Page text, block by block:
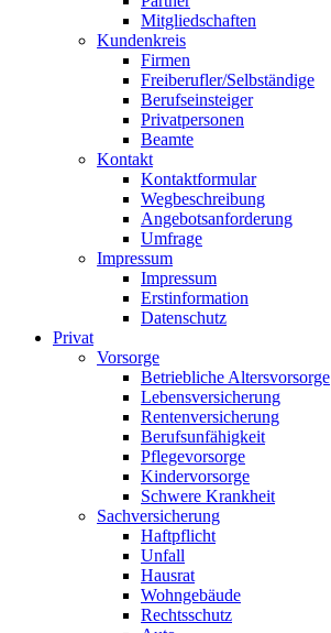
Mitgliedschaften
Kundenkreis
Firmen
Freiberufler/Selbständige
Berufseinsteiger
Privatpersonen
Beamte
Kontakt
Kontaktformular
Wegbeschreibung
Angebotsanforderung
Umfrage
Impressum
Impressum
Erstinformation
Datenschutz
Privat
Vorsorge
Betriebliche Altersvorsorge
Lebensversicherung
Rentenversicherung
Berufsunfähigkeit
Pflegevorsorge
Kindervorsorge
Schwere Krankheit
Sachversicherung
Haftpflicht
Unfall
Hausrat
Wohngebäude
Rechtsschutz